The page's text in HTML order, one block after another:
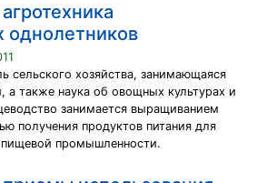
однолетников
сельского хозяйства, занимающаяся
а также наука об овощных культурах и
занимается выращиванием
получения продуктов питания для
промышленности.